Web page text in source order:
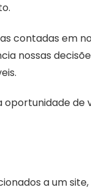
contadas em
nossas
oportunidade de
a um